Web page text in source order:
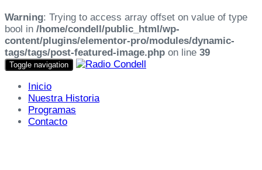
Warning: Trying to access array offset on value of type
bool in /home/condell/public_html/wp-
content/plugins/elementor-pro/modules/dynamic-
tags/tags/post-featured-image.php on line 39
Toggle navigation
Inicio
Nuestra Historia
Programas
Contacto